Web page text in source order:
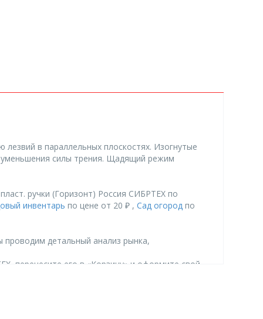
в параллельных плоскостях. Изогнутые
уменьшения силы трения. Щадящий режим
ручки (Горизонт) Россия СИБРТЕХ по
инвентарь по цене от 20 ₽ ,Сад огород по
детальный анализ рынка,
перенесите его в «Корзину» и оформите свой